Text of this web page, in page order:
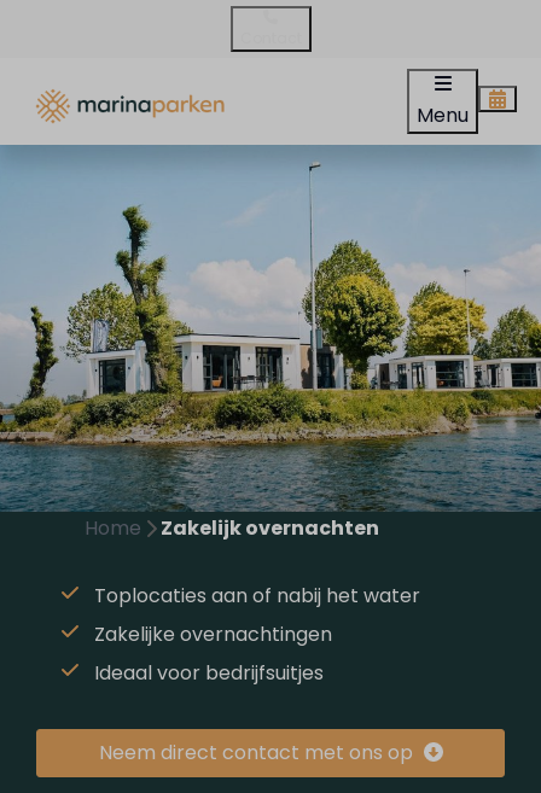
Menu
Home Zakelijk overnachten
Toplocaties aan of nabij het water
Zakelijke overnachtingen
Ideaal voor bedrijfsuitjes
Neem direct contact met ons op